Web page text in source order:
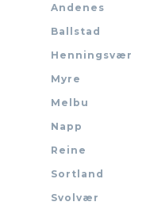
Andenes
Ballstad
Henningsvær
Myre
Melbu
Napp
Reine
Sortland
Svolvær